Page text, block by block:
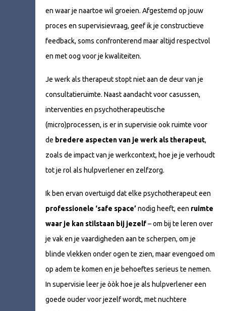
en waar je naartoe wil groeien. Afgestemd op jouw
proces en supervisievraag, geef ik je constructieve
feedback, soms confronterend maar altijd respectvol
en met oog voor je kwaliteiten.
Je werk als therapeut stopt niet aan de deur van je
consultatieruimte. Naast aandacht voor casussen,
interventies en psychotherapeutische
(micro)processen, is er in supervisie ook ruimte voor
de bredere aspecten van je werk als therapeut,
zoals de impact van je werkcontext, hoe je je verhoudt
tot je rol als hulpverlener en zelfzorg.
Ik ben ervan overtuigd dat elke psychotherapeut een
professionele ‘safe space’nodig heeft, een ruimte
waar je kan stilstaan bij jezelf– om bij te leren over
je vak en je vaardigheden aan te scherpen, om je
blinde vlekken onder ogen te zien, maar evengoed om
op adem te komen en je behoeftes serieus te nemen.
In supervisie leer je òòk hoe je als hulpverlener een
goede ouder voor jezelf wordt, met nuchtere